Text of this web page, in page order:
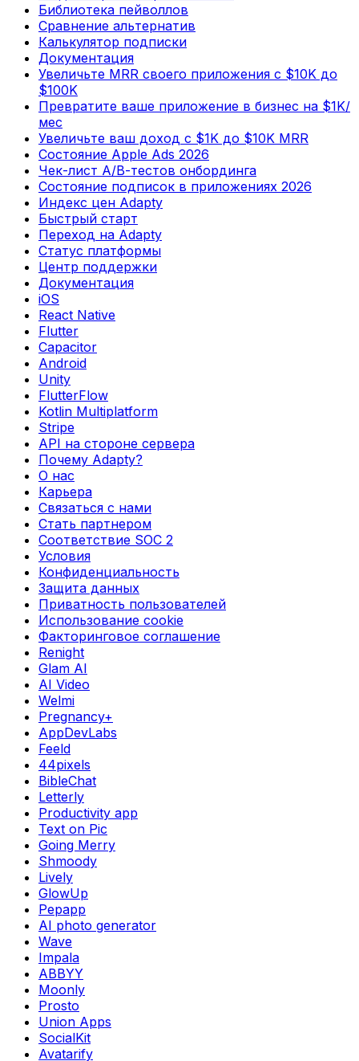
Библиотека пейволлов
Сравнение альтернатив
Калькулятор подписки
Документация
Увеличьте MRR своего приложения с $10K до
$100K
Превратите ваше приложение в бизнес на $1K/
мес
Увеличьте ваш доход с $1K до $10K MRR
Состояние Apple Ads 2026
Чек-лист А/В-тестов онбординга
Состояние подписок в приложениях 2026
Индекс цен Adapty
Быстрый старт
Переход на Adapty
Статус платформы
Центр поддержки
Документация
iOS
React Native
Flutter
Capacitor
Android
Unity
FlutterFlow
Kotlin Multiplatform
Stripe
API на стороне сервера
Почему Adapty?
О нас
Карьера
Связаться с нами
Стать партнером
Соответствие SOC 2
Условия
Конфиденциальность
Защита данных
Приватность пользователей
Использование cookie
Факторинговое соглашение
Renight
Glam AI
AI Video
Welmi
Pregnancy+
AppDevLabs
Feeld
44pixels
BibleChat
Letterly
Productivity app
Text on Pic
Going Merry
Shmoody
Lively
GlowUp
Pepapp
AI photo generator
Wave
Impala
ABBYY
Moonly
Prosto
Union Apps
SocialKit
Avatarify